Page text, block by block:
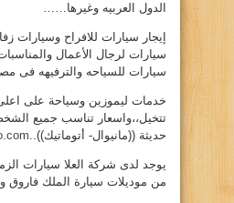
الدول العربيه وغيرها……
إيجار سيارات للافراح وسيارات
سيارات لرجال الأعمال والمناسبات
سيارات للسياحه والترفيهه فى
خدمات ليموزين وسياحة على
تتخيل،،واسعار تناسب جميع
حديثة ((مانيوال- أتوماتيك))..
يوجد لدى شركة العلا سيارات
من موديلات سيارة الملك فاروق